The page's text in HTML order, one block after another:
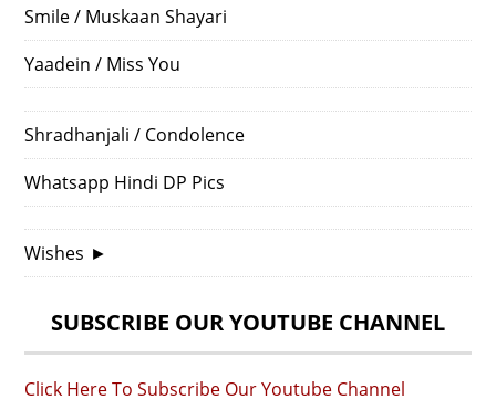
Smile / Muskaan Shayari
Yaadein / Miss You
Shradhanjali / Condolence
Whatsapp Hindi DP Pics
Wishes ►
SUBSCRIBE OUR YOUTUBE CHANNEL
Click Here To Subscribe Our Youtube Channel